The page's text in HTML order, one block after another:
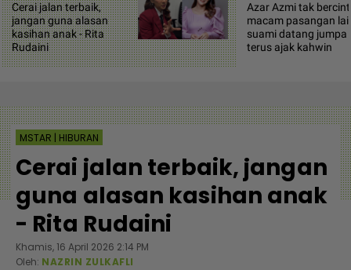
Cerai jalan terbaik,
jangan guna alasan
kasihan anak - Rita
Rudaini
Azar Azmi tak
macam pasangan
suami datang jumpa
terus ajak kahwin
MSTAR | HIBURAN
Cerai jalan terbaik, jangan
guna alasan kasihan anak
- Rita Rudaini
Khamis, 16 April 2026 2:14 PM
Oleh: NAZRIN ZULKAFLI